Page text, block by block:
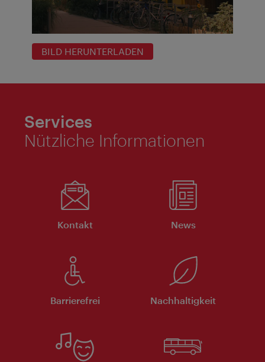
BILD HERUNTERLADEN
Services
Nützliche Informationen
Kontakt News
Barrierefrei Nachhaltigkeit